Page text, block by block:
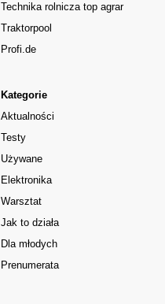
Kategorie
Aktualności
Testy
Używane
Elektronika
Warsztat
Jak to działa
Dla młodych
Prenumerata
Technika rolnicza top agrar
Traktorpool
Profi.de